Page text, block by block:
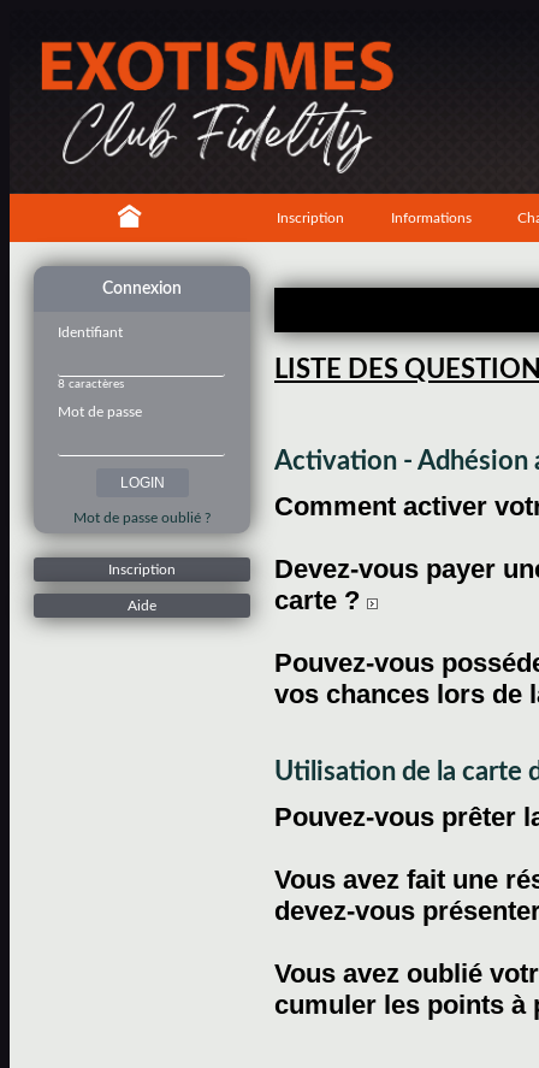
Inscription Informations
Connexion
Identifiant
8 caractères
Mot de passe
Mot de passe oublié ?
Inscription
Aide
LISTE DES
Activation - Adhésion
Comment activer
Devez-vous payer
carte ?
Pouvez-vous
vos chances lors de
Utilisation de la carte
Pouvez-vous prêter
Vous avez fait une
devez-vous
Vous avez oublié
cumuler les points